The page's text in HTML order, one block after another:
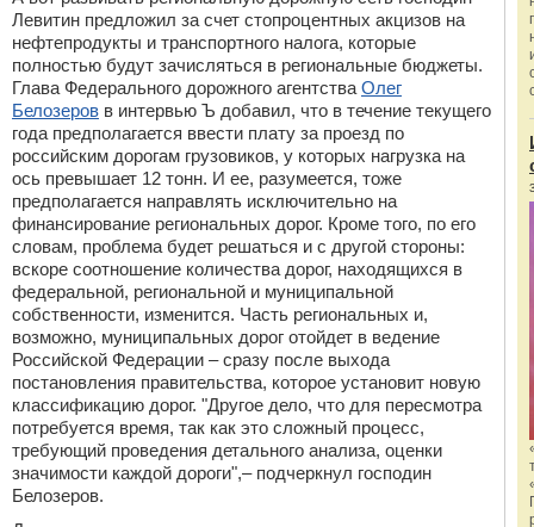
Левитин предложил за счет стопроцентных акцизов на
нефтепродукты и транспортного налога, которые
полностью будут зачисляться в региональные бюджеты.
Глава Федерального дорожного агентства Олег
Белозеров в интервью Ъ добавил, что в течение текущего
года предполагается ввести плату за проезд по
российским дорогам грузовиков, у которых нагрузка на
ось превышает 12 тонн. И ее, разумеется, тоже
предполагается направлять исключительно на
финансирование региональных дорог. Кроме того, по его
словам, проблема будет решаться и с другой стороны:
вскоре соотношение количества дорог, находящихся в
федеральной, региональной и муниципальной
собственности, изменится. Часть региональных и,
возможно, муниципальных дорог отойдет в ведение
Российской Федерации – сразу после выхода
постановления правительства, которое установит новую
классификацию дорог. "Другое дело, что для пересмотра
потребуется время, так как это сложный процесс,
требующий проведения детального анализа, оценки
значимости каждой дороги",– подчеркнул господин
Белозеров.